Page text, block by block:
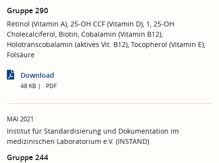
Gruppe 290
Retinol (Vitamin A), 25-OH CCF (Vitamin D), 1, 25-OH
Cholecalciferol, Biotin, Cobalamin (Vitamin B12),
Holotranscobalamin (aktives Vit. B12), Tocopherol (Vitamin E),
Folsäure
Download
48 KB PDF
MAI 2021
Institut für Standardisierung und Dokumentation im
medizinischen Laboratorium e.V. (INSTAND)
Gruppe 244